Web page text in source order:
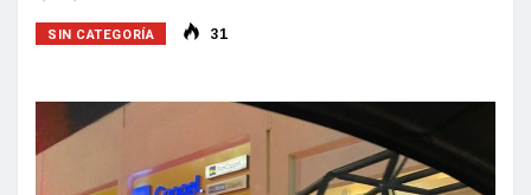
SIN CATEGORÍA 31